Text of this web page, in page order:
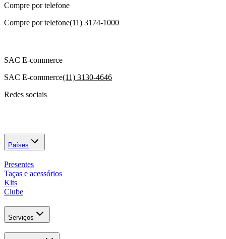
Compre por telefone
Compre por telefone(11) 3174-1000
SAC E-commerce
SAC E-commerce(11) 3130-4646
Redes sociais
Países
Presentes
Taças e acessórios
Kits
Clube
Serviços